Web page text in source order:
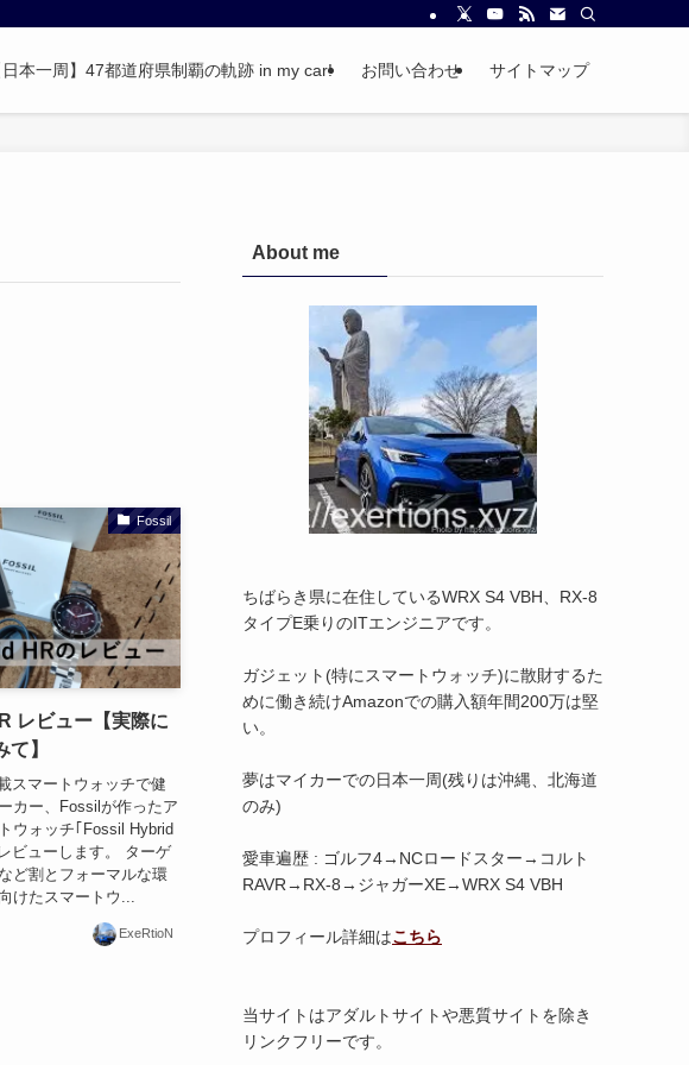
日本一周】47都道府県制覇の軌跡 in my car! お問い合わせ サイトマップ
Fossil
レビュー【実際に
】
スマートウォッチで健
カー、Fossilが作ったア
ウォッチ｢Fossil Hybrid
ビューします。 ターゲ
ど割とフォーマルな環
けたスマートウ...
ExeRtioN
About me
ちばらき県に在住しているWRX S4 VBH、RX-8
タイプE乗りのITエンジニアです。
ガジェット(特にスマートウォッチ)に散財するた
めに働き続けAmazonでの購入額年間200万は堅
い。
夢はマイカーでの日本一周(残りは沖縄、北海道
のみ)
愛車遍歴 : ゴルフ4→NCロードスター→コルト
RAVR→RX-8→ジャガーXE→WRX S4 VBH
プロフィール詳細はこちら
当サイトはアダルトサイトや悪質サイトを除き
リンクフリーです。